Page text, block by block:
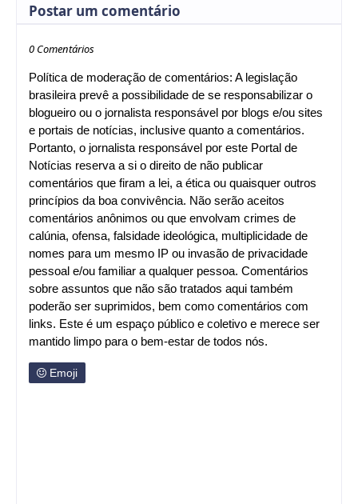
Postar um comentário
0 Comentários
Política de moderação de comentários: A legislação
brasileira prevê a possibilidade de se responsabilizar o
blogueiro ou o jornalista responsável por blogs e/ou sites
e portais de notícias, inclusive quanto a comentários.
Portanto, o jornalista responsável por este Portal de
Notícias reserva a si o direito de não publicar
comentários que firam a lei, a ética ou quaisquer outros
princípios da boa convivência. Não serão aceitos
comentários anônimos ou que envolvam crimes de
calúnia, ofensa, falsidade ideológica, multiplicidade de
nomes para um mesmo IP ou invasão de privacidade
pessoal e/ou familiar a qualquer pessoa. Comentários
sobre assuntos que não são tratados aqui também
poderão ser suprimidos, bem como comentários com
links. Este é um espaço público e coletivo e merece ser
mantido limpo para o bem-estar de todos nós.
Emoji